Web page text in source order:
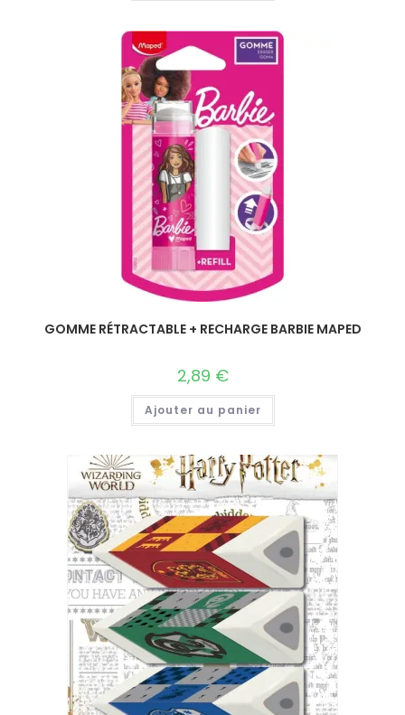
GOMME RÉTRACTABLE + RECHARGE BARBIE MAPED
2,89 €
Ajouter au panier